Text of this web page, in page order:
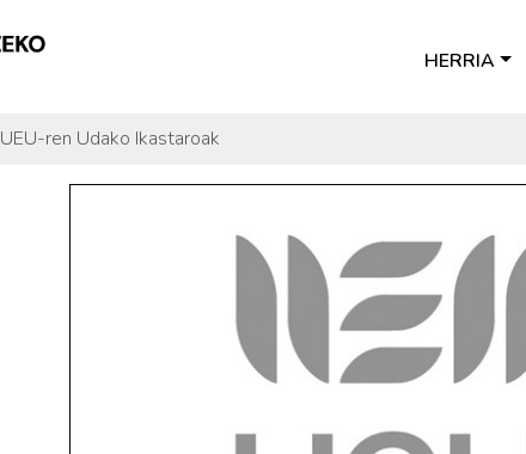
HERRIA
UEU-ren Udako Ikastaroak